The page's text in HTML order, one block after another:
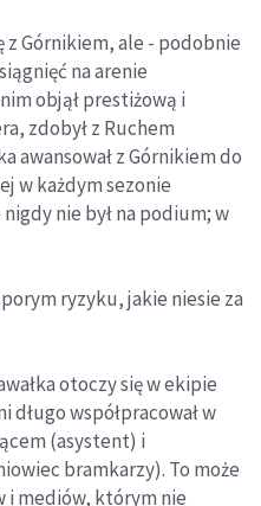
z Górnikiem, ale - podobnie
na arenie
objął prestiżową i
zdobył z Ruchem
awansował z Górnikiem do
w każdym sezonie
nie był na podium; w
ryzyku, jakie niesie za
otoczy się w ekipie
współpracował w
(asystent) i
bramkarzy). To może
i mediów, którym nie